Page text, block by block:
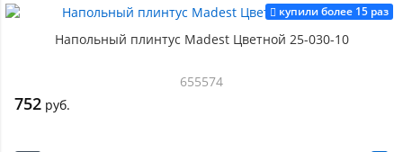
купили более 15 раз
Напольный плинтус Madest Цветной 25-030-10
655574
752 руб.